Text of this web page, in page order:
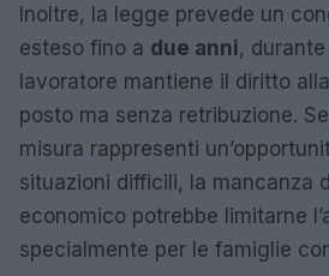
Inoltre, la legge prevede un
esteso fino a due anni,
lavoratore mantiene il diritto
posto ma senza retribuzione.
misura rappresenti
situazioni difficili, la mancanza
economico potrebbe limitarne
specialmente per le famiglie